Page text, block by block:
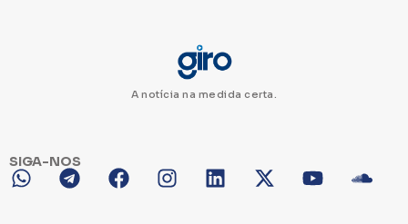
A notícia na medida certa.
SIGA-NOS